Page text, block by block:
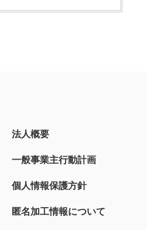
法人概要
一般事業主行動計画
個人情報保護方針
匿名加工情報について